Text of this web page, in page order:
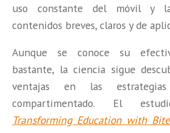
uso constante del móvil y
contenidos breves, claros y de
Aunque se conoce su
bastante, la ciencia sigue
ventajas en las
compartimentado. El
Transforming Education with